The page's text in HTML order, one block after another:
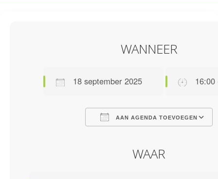
WANNEER
18 september 2025 16:00
AAN AGENDA TOEVOEGEN
WAAR